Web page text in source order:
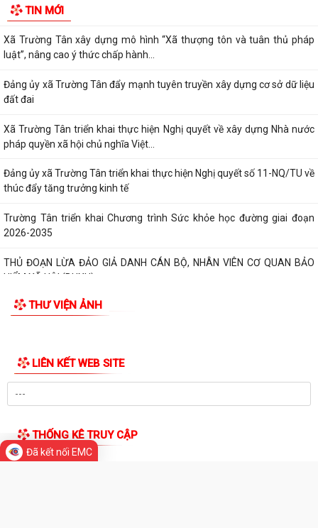
TIN MỚI
liệu dân cư.
Xã Trường Tân xây dựng mô hình “Xã thượng tôn và tuân thủ pháp
luật”, nâng cao ý thức chấp hành...
Đảng ủy xã Trường Tân đẩy mạnh tuyên truyền xây dựng cơ sở dữ liệu
đất đai
Xã Trường Tân triển khai thực hiện Nghị quyết về xây dựng Nhà nước
pháp quyền xã hội chủ nghĩa Việt...
Đảng ủy xã Trường Tân triển khai thực hiện Nghị quyết số 11-NQ/TU về
thúc đẩy tăng trưởng kinh tế
Trường Tân triển khai Chương trình Sức khỏe học đường giai đoạn
2026-2035
THỦ ĐOẠN LỪA ĐẢO GIẢ DANH CÁN BỘ, NHÂN VIÊN CƠ QUAN BẢO
HIỂM XÃ HỘI (BHXH)
Xã Trường Tân tăng cường phân loại chất thải rắn sinh hoạt tại nguồn,
khi sinh
Tăng cường quản lý điểm kinh doanh tự phát, bảo đảm an toàn phòng
Tăng cường quản lý thuốc bảo vệ thực vật, bảo đảm an toàn sản xuất
nông nghiệp
THƯ VIỆN ẢNH
Đã kết nối EMC